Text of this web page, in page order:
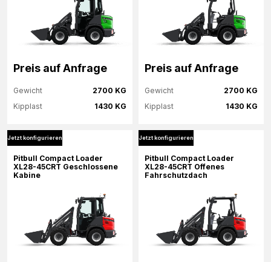
Preis auf Anfrage
2700 KG
Gewicht
1430 KG
Kipplast
Mehr Informationen
Jetzt konfigurieren
Preis auf Anfrage
2700 KG
Gewicht
1430 KG
Kipplast
Mehr Informationen
Jetzt konfigurieren
Jetzt konfigurieren
Pitbull Compact Loader
XL28-45CRT Geschlossene
Kabine
Jetzt konfigurieren
Pitbull Compact Loader
XL28-45CRT Offenes
Fahrschutzdach